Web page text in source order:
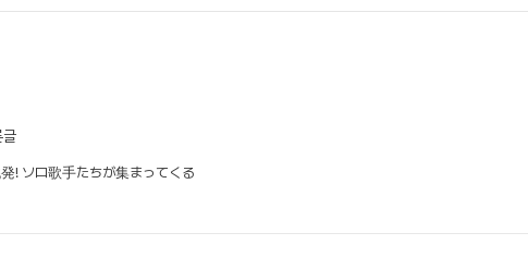
! ソロ歌手たちが集まってくる